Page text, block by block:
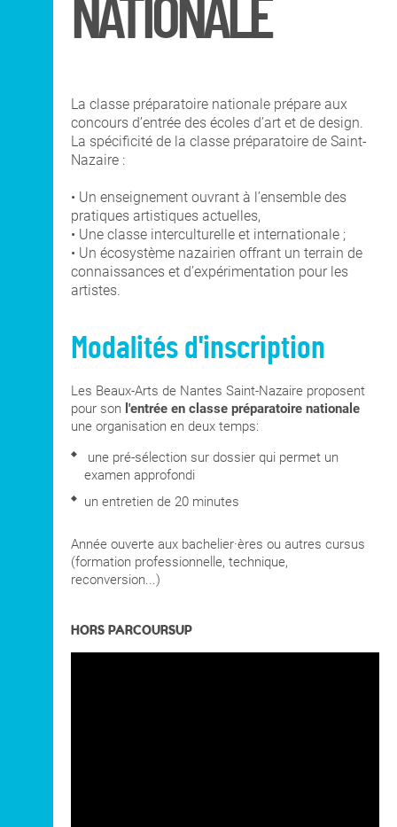
Co-Diplôme Nantes
Université
DNA Art mention
Territoires, Paysages,
Espaces Publics
INTERNATIONAL
COURS PUBLICS
OPEN SCHOOL
NATIONALE
La classe préparatoire nationale prépare aux
concours d’entrée des écoles d’art et de design.
La spécificité de la classe préparatoire de Saint-
Nazaire :
• Un enseignement ouvrant à l’ensemble des
pratiques artistiques actuelles,
• Une classe interculturelle et internationale ;
• Un écosystème nazairien offrant un terrain de
connaissances et d’expérimentation pour les
artistes.
Modalités d'inscription
Les Beaux-Arts de Nantes Saint-Nazaire proposent
pour son l'entrée en classe préparatoire nationale
une organisation en deux temps:
une pré-sélection sur dossier qui permet un
examen approfondi
un entretien de 20 minutes
Année ouverte aux bachelier·ères ou autres cursus
(formation professionnelle, technique,
reconversion...)
HORS PARCOURSUP